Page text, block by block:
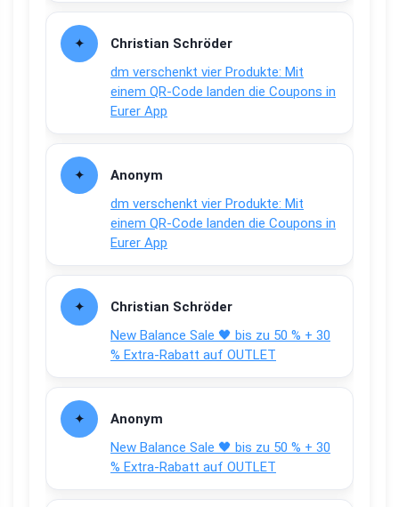
Christian Schröder
dm verschenkt vier Produkte: Mit
einem QR-Code landen die Coupons in
Eurer App
Anonym
dm verschenkt vier Produkte: Mit
einem QR-Code landen die Coupons in
Eurer App
Christian Schröder
New Balance Sale 🖤 bis zu 50 % + 30
% Extra-Rabatt auf OUTLET
Anonym
New Balance Sale 🖤 bis zu 50 % + 30
% Extra-Rabatt auf OUTLET